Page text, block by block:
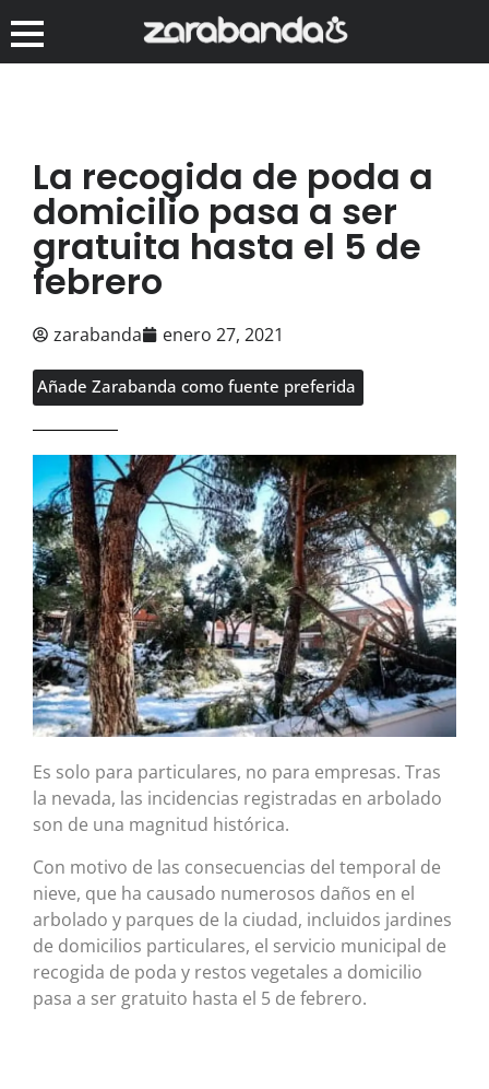
La recogida de poda a
domicilio pasa a ser
gratuita hasta el 5 de
febrero
zarabanda enero 27, 2021
Añade Zarabanda como fuente preferida
Es solo para particulares, no para empresas. Tras
la nevada, las incidencias registradas en arbolado
son de una magnitud histórica.
Con motivo de las consecuencias del temporal de
nieve, que ha causado numerosos daños en el
arbolado y parques de la ciudad, incluidos jardines
de domicilios particulares, el servicio municipal de
recogida de poda y restos vegetales a domicilio
pasa a ser gratuito hasta el 5 de febrero.